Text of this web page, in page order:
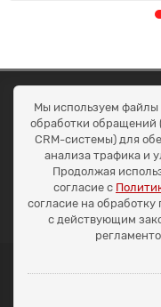
ОКЕАН ТРЕЙД
Договір публичної
Доставка та оплата
Наші контакти
Умови повернення
+38 (099) 452-20-02
+38 (098) 492-20-02
office@ocean.biz.ua
Мы используем файлы
обработки обращений
CRM-системы) для
анализа трафика и
Продолжая
согласие с
согласие на
с действующим